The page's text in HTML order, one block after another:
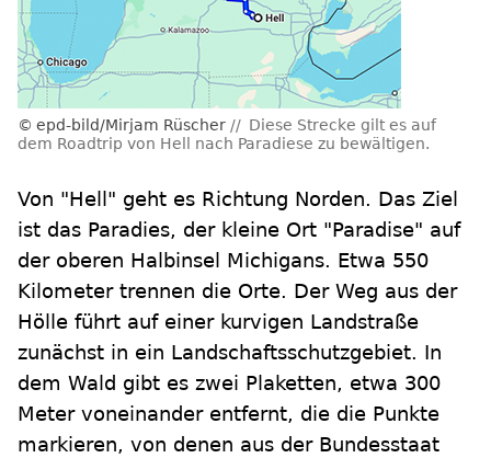
epd-bild/Mirjam Rüscher
Diese Strecke gilt es auf
dem Roadtrip von Hell nach Paradiese zu bewältigen.
Von "Hell" geht es Richtung Norden. Das Ziel
ist das Paradies, der kleine Ort "Paradise" auf
der oberen Halbinsel Michigans. Etwa 550
Kilometer trennen die Orte. Der Weg aus der
Hölle führt auf einer kurvigen Landstraße
zunächst in ein Landschaftsschutzgebiet. In
dem Wald gibt es zwei Plaketten, etwa 300
Meter voneinander entfernt, die die Punkte
markieren, von denen aus der Bundesstaat